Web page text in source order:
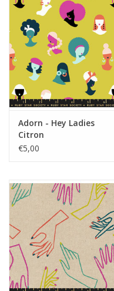
Adorn - Hey Ladies
Citron
€5,00